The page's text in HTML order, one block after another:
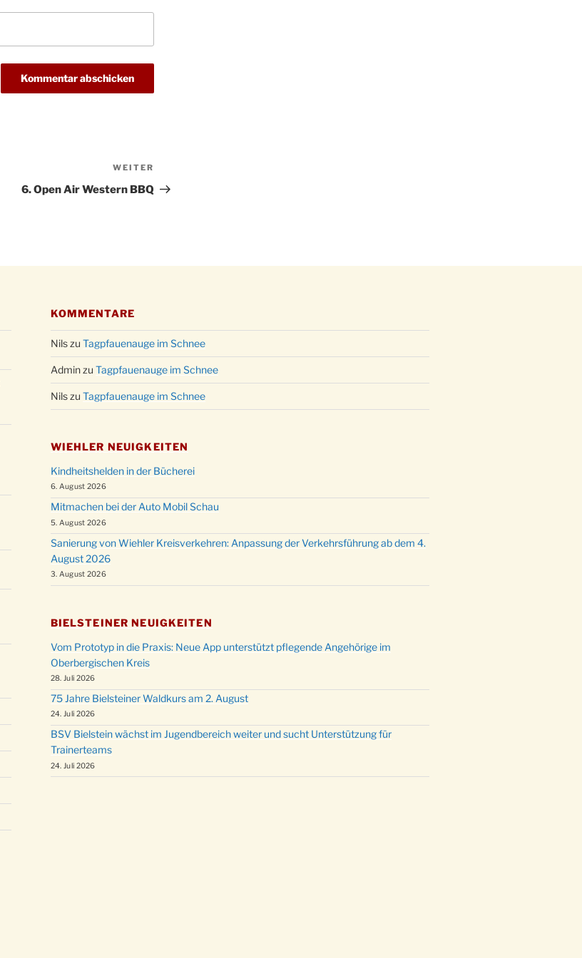
Beitrag
WEITER
6. Open Air Western BBQ
24.12.
Christmette mit der ev. Jugend in der
31.12.
KOMMENTARE
Nilszu Tagpfauenauge im Schnee
Adminzu Tagpfauenauge im Schnee
Nilszu Tagpfauenauge im Schnee
WIEHLER NEUIGKEITEN
Kindheitshelden in der Bücherei
6. August 2026
Mitmachen bei der Auto Mobil Schau
5. August 2026
Sanierung von Wiehler Kreisverkehren: Anpassung der Verkehrsführung ab dem 4.
August 2026
3. August 2026
BIELSTEINER NEUIGKEITEN
Vom Prototyp in die Praxis: Neue App unterstützt pflegende Angehörige im
Oberbergischen Kreis
28. Juli 2026
75 Jahre Bielsteiner Waldkurs am 2. August
24. Juli 2026
BSV Bielstein wächst im Jugendbereich weiter und sucht Unterstützung für
Trainerteams
24. Juli 2026